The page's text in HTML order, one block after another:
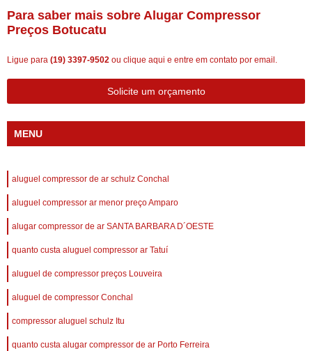
Para saber mais sobre Alugar Compressor
Preços Botucatu
Ligue para (19) 3397-9502 ou clique aqui e entre em contato por email.
Solicite um orçamento
MENU
aluguel compressor de ar schulz Conchal
aluguel compressor ar menor preço Amparo
alugar compressor de ar SANTA BARBARA D´OESTE
quanto custa aluguel compressor ar Tatuí
aluguel de compressor preços Louveira
aluguel de compressor Conchal
compressor aluguel schulz Itu
quanto custa alugar compressor de ar Porto Ferreira